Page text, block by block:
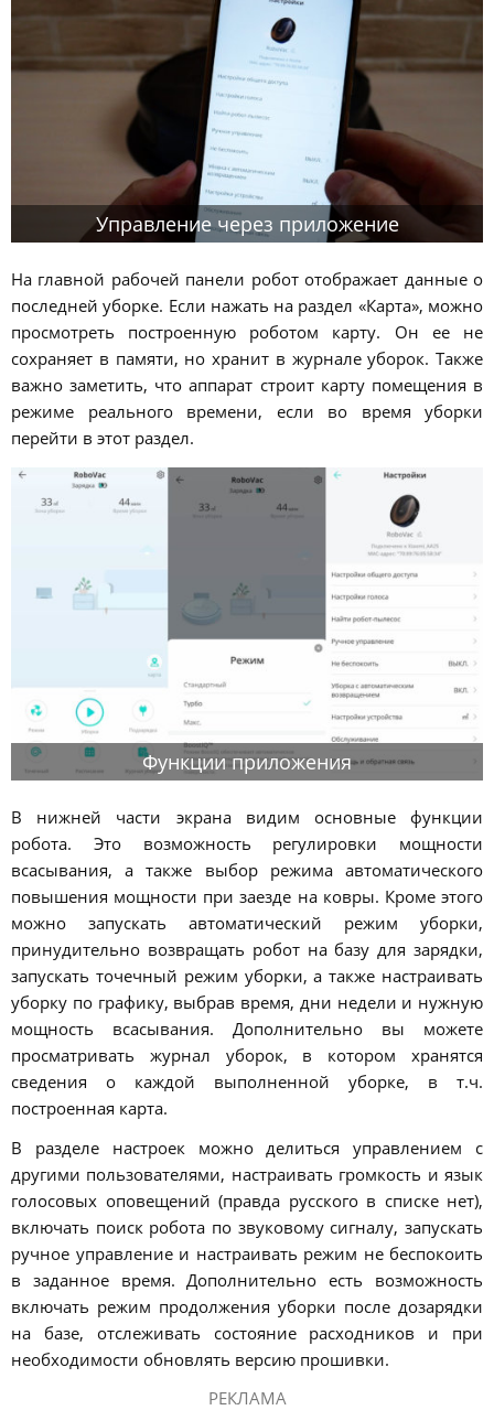
Управление через приложение
На главной рабочей панели робот отображает данные о
последней уборке. Если нажать на раздел «Карта», можно
просмотреть построенную роботом карту. Он ее не
сохраняет в памяти, но хранит в журнале уборок. Также
важно заметить, что аппарат строит карту помещения в
режиме реального времени, если во время уборки
перейти в этот раздел.
Функции приложения
В нижней части экрана видим основные функции
робота. Это возможность регулировки мощности
всасывания, а также выбор режима автоматического
повышения мощности при заезде на ковры. Кроме этого
можно запускать автоматический режим уборки,
принудительно возвращать робот на базу для зарядки,
запускать точечный режим уборки, а также настраивать
уборку по графику, выбрав время, дни недели и нужную
мощность всасывания. Дополнительно вы можете
просматривать журнал уборок, в котором хранятся
сведения о каждой выполненной уборке, в т.ч.
построенная карта.
В разделе настроек можно делиться управлением с
другими пользователями, настраивать громкость и язык
голосовых оповещений (правда русского в списке нет),
включать поиск робота по звуковому сигналу, запускать
ручное управление и настраивать режим не беспокоить
в заданное время. Дополнительно есть возможность
включать режим продолжения уборки после дозарядки
на базе, отслеживать состояние расходников и при
необходимости обновлять версию прошивки.
РЕКЛАМА